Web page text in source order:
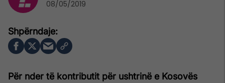
Për nder të kontributit për ushtrinë e Kosovës
08/05/2019